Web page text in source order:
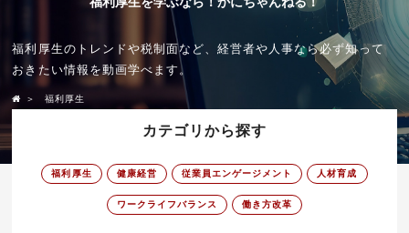
福利厚生のトレンドや税制面など、経営者や人事なら必ず知って
おきたい情報を動画学べます。
＞ 福利厚生
カテゴリから探す
福利厚生 健康経営 従業員エンゲージメント 人材育成
ワークライフバランス 働き方改革